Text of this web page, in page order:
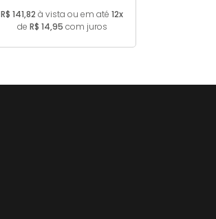
R$ 141,82 à vista ou em até 12x
de R$ 14,95 com juros